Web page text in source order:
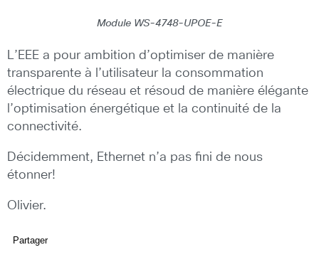
Module WS-4748-UPOE-E
L’EEE a pour ambition d’optimiser de manière
transparente à l’utilisateur la consommation
électrique du réseau et résoud de manière élégante
l’optimisation énergétique et la continuité de la
connectivité.
Décidemment, Ethernet n’a pas fini de nous
étonner!
Olivier.
Partager